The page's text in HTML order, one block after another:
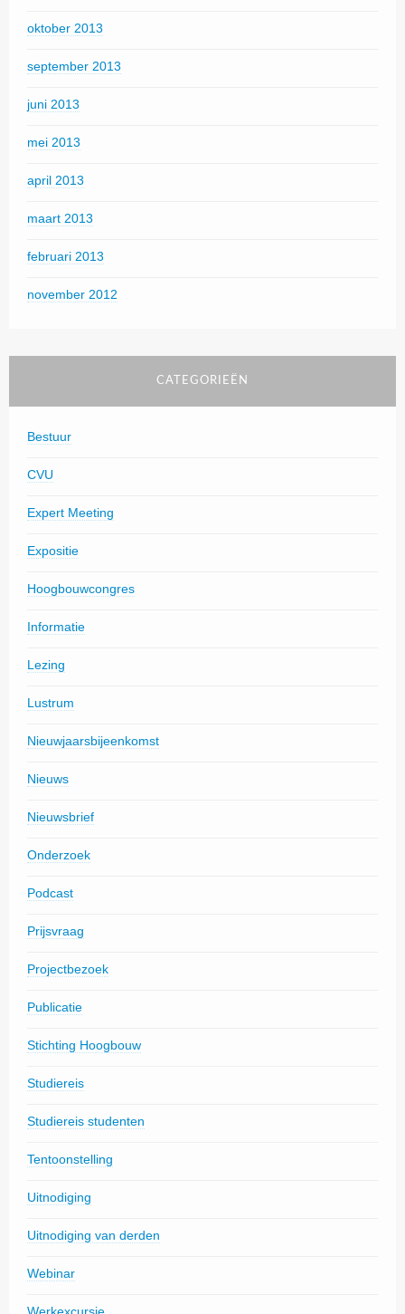
oktober 2013
september 2013
juni 2013
mei 2013
april 2013
maart 2013
februari 2013
november 2012
CATEGORIEËN
Bestuur
CVU
Expert Meeting
Expositie
Hoogbouwcongres
Informatie
Lezing
Lustrum
Nieuwjaarsbijeenkomst
Nieuws
Nieuwsbrief
Onderzoek
Podcast
Prijsvraag
Projectbezoek
Publicatie
Stichting Hoogbouw
Studiereis
Studiereis studenten
Tentoonstelling
Uitnodiging
Uitnodiging van derden
Webinar